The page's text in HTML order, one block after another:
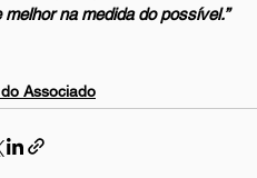
melhor na medida do possível.”
Associado